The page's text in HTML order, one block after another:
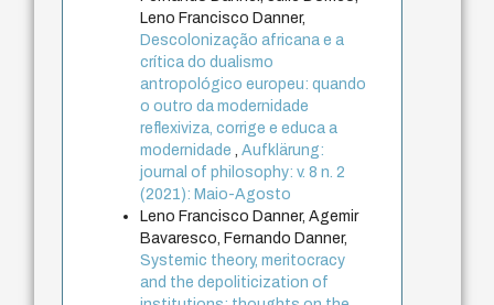
Leno Francisco Danner,
Descolonização africana e a
crítica do dualismo
antropológico europeu: quando
o outro da modernidade
reflexiviza, corrige e educa a
modernidade
,Aufklärung:
journal of philosophy: v. 8 n. 2
(2021): Maio-Agosto
Leno Francisco Danner, Agemir
Bavaresco, Fernando Danner,
Systemic theory, meritocracy
and the depoliticization of